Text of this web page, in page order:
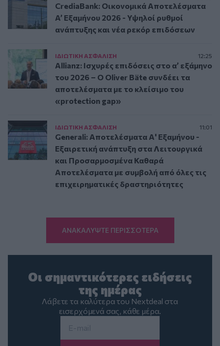
CrediaBank: Οικονομικά Αποτελέσματα
A’ Εξαμήνου 2026 - Υψηλοί ρυθμοί
ανάπτυξης και νέα ρεκόρ επιδόσεων
ΙΔΙΩΤΙΚΗ ΑΣΦAΛΙΣΗ 12:25
Allianz: Ισχυρές επιδόσεις στο α’ εξάμηνο
του 2026 – Ο Oliver Bäte συνδέει τα
αποτελέσματα με το κλείσιμο του
«protection gap»
ΙΔΙΩΤΙΚΗ ΑΣΦAΛΙΣΗ 11:01
Generali: Αποτελέσματα Α' Εξαμήνου -
Εξαιρετική ανάπτυξη στα Λειτουργικά
και Προσαρμοσμένα Καθαρά
Αποτελέσματα με συμβολή από όλες τις
επιχειρηματικές δραστηριότητες
ΑΝΑΚΑΛΥΨΤΕ ΠΕΡΙΣΣΟΤΕΡΑ
Οι σημαντικότερες ειδήσεις
της ημέρας
Λάβετε τα καλύτερα του Nextdeal στα
εισερχόμενά σας, κάθε μέρα.